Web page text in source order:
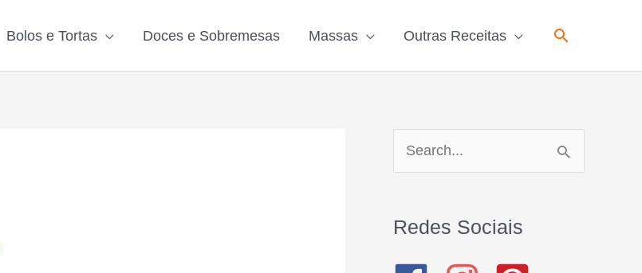
Bolos e Tortas Doces e Sobremesas Massas Outras Receitas Pesquisar
e
q
Redes Sociais